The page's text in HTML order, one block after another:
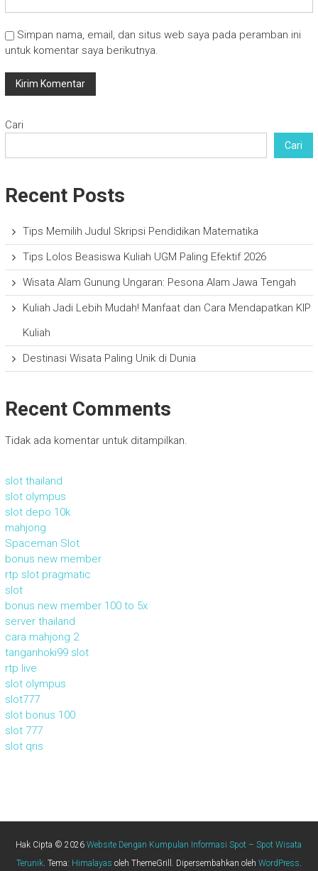
Simpan nama, email, dan situs web saya pada peramban ini
untuk komentar saya berikutnya.
Cari
Cari
Recent Posts
Tips Memilih Judul Skripsi Pendidikan Matematika
Tips Lolos Beasiswa Kuliah UGM Paling Efektif 2026
Wisata Alam Gunung Ungaran: Pesona Alam Jawa Tengah
Kuliah Jadi Lebih Mudah! Manfaat dan Cara Mendapatkan KIP
Kuliah
Destinasi Wisata Paling Unik di Dunia
Recent Comments
Tidak ada komentar untuk ditampilkan.
slot thailand
slot olympus
slot depo 10k
mahjong
Spaceman Slot
bonus new member
rtp slot pragmatic
slot
bonus new member 100 to 5x
server thailand
cara mahjong 2
tanganhoki99 slot
rtp live
slot olympus
slot777
slot bonus 100
slot 777
slot qris
Hak Cipta © 2026Website Dengan Kumpulan Informasi Spot – Spot Wisata
Terunik. Tema: Himalayas oleh ThemeGrill. Dipersembahkan oleh WordPress.